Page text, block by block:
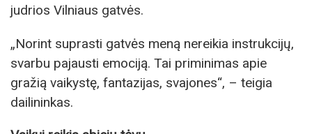
judrios Vilniaus gatvės.
„Norint suprasti gatvės meną nereikia instrukcijų,
svarbu pajausti emociją. Tai priminimas apie
gražią vaikystę, fantazijas, svajones“, – teigia
dailininkas.